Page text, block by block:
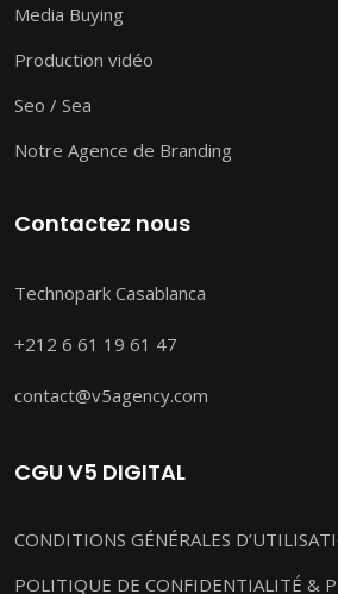
Media Buying
Production vidéo
Seo / Sea
Notre Agence de Branding
Contactez nous
Technopark Casablanca
+212 6 61 19 61 47
contact@v5agency.com
CGU V5 DIGITAL
CONDITIONS GÉNÉRALES
POLITIQUE DE CONFIDENTIALITÉ &